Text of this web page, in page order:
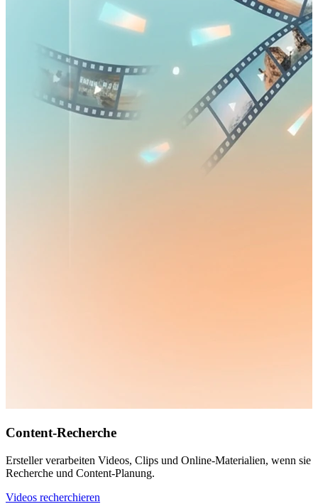
Content-Recherche
Ersteller verarbeiten Videos, Clips und Online-Materialien, wenn
Recherche und Content-Planung.
Videos recherchieren